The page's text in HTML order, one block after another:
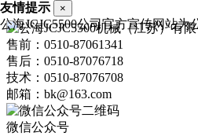
售前：0510-87061341
售后：0510-87076718
技术：0510-87076708
邮箱：bk@163.com
微信公众号
友情提示 ×
公海JCJC5500公司官方宣传网站